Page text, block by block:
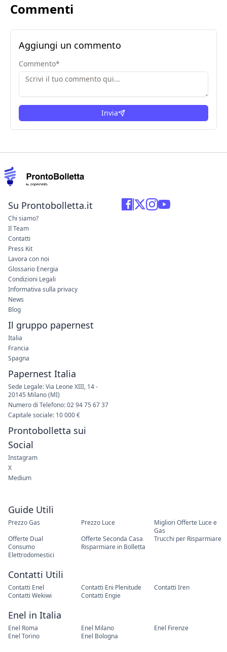
Commenti
Aggiungi un commento
Commento*
Invia
Guide Utili
Prezzo Gas Prezzo Luce
Migliori Offerte Luce e
Gas
Offerte Dual
Offerte Seconda Casa
Trucchi per Risparmiare
Consumo
Elettrodomestici
Risparmiare in Bolletta
Contatti Utili
Contatti Enel Contatti Eni Plenitude
Contatti Iren
Contatti Wekiwi
Contatti Engie
Enel in Italia
Enel Roma Enel Milano
Enel Firenze
Enel Torino
Enel Bologna
Su Prontobolletta.it
Chi siamo?
Il Team
Contatti
Press Kit
Lavora con noi
Glossario Energia
Condizioni Legali
Informativa sulla privacy
News
Blog
Il gruppo papernest
Italia
Francia
Spagna
Papernest Italia
Sede Legale: Via Leone XIII, 14 -
20145 Milano (MI)
Numero di Telefono: 02 94 75 67 37
Capitale sociale: 10 000 €
Prontobolletta sui
Social
Instagram
X
Medium